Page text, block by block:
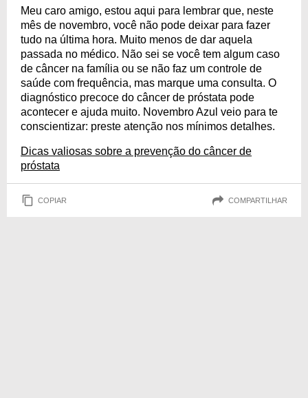
Meu caro amigo, estou aqui para lembrar que, neste
mês de novembro, você não pode deixar para fazer
tudo na última hora. Muito menos de dar aquela
passada no médico. Não sei se você tem algum caso
de câncer na família ou se não faz um controle de
saúde com frequência, mas marque uma consulta. O
diagnóstico precoce do câncer de próstata pode
acontecer e ajuda muito. Novembro Azul veio para te
conscientizar: preste atenção nos mínimos detalhes.
Dicas valiosas sobre a prevenção do câncer de
próstata
COPIAR COMPARTILHAR